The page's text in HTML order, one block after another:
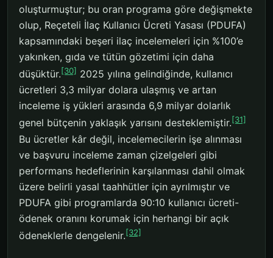
oluşturmuştur; bu oran programa göre değişmekte
olup, Reçeteli İlaç Kullanıcı Ücreti Yasası (PDUFA)
kapsamındaki beşeri ilaç incelemeleri için %100’e
yakınken, gıda ve tütün gözetimi için daha
düşüktür.[30] 2025 yılına gelindiğinde, kullanıcı
ücretleri 3,3 milyar dolara ulaşmış ve artan
inceleme iş yükleri arasında 6,9 milyar dolarlık
genel bütçenin yaklaşık yarısını desteklemiştir.[31]
Bu ücretler kâr değil, incelemecilerin işe alınması
ve başvuru inceleme zaman çizelgeleri gibi
performans hedeflerinin karşılanması dahil olmak
üzere belirli yasal taahhütler için ayrılmıştır ve
PDUFA gibi programlarda 90:10 kullanıcı ücreti-
ödenek oranını korumak için herhangi bir açık
ödeneklerle dengelenir.[32]